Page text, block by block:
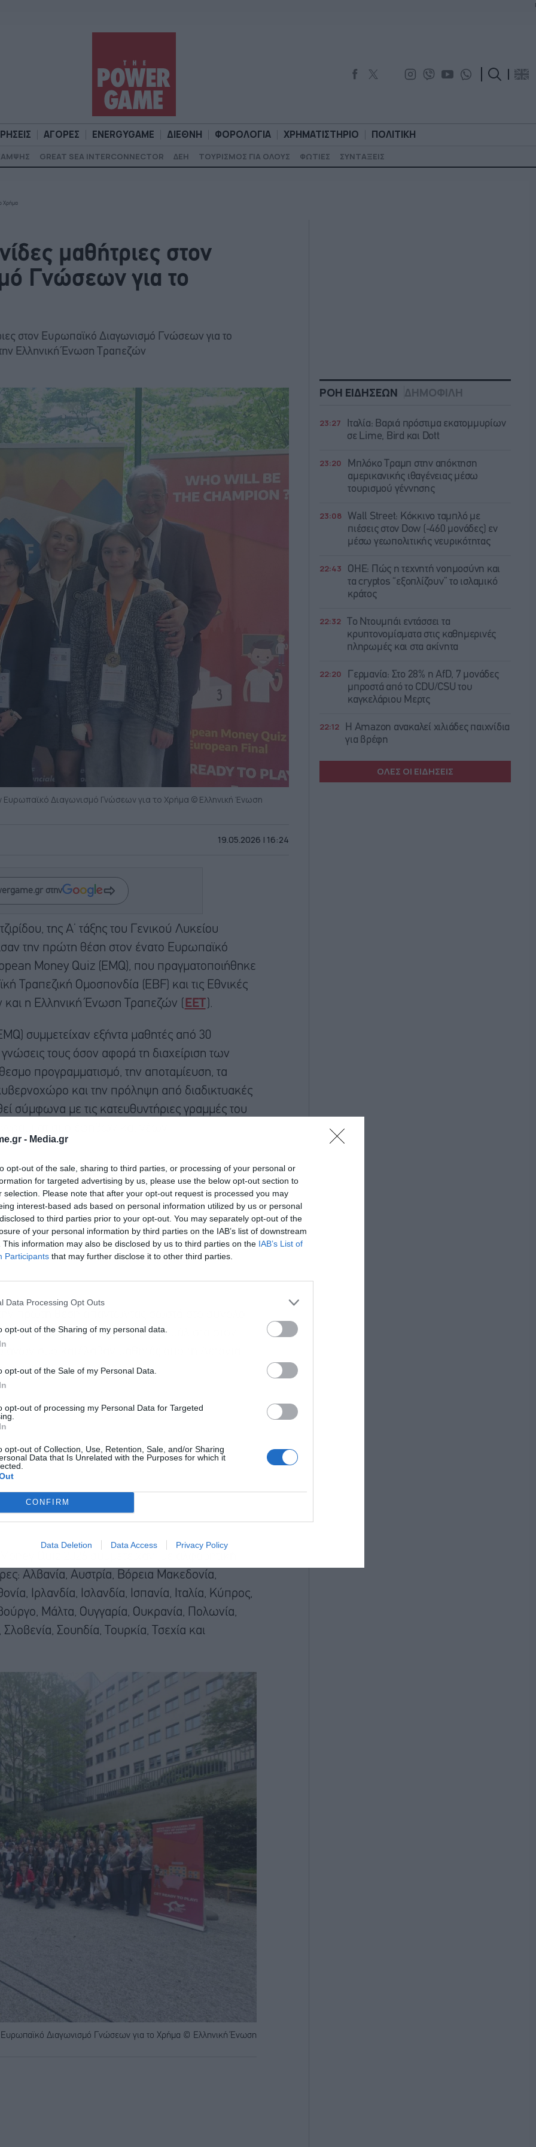
- Media.gr
opt-out of the sale, sharing to third parties, or processing of your personal or
for targeted advertising by us, please use the below opt-out section to
selection. Please note that after your opt-out request is processed you may
interest-based ads based on personal information utilized by us or personal
to third parties prior to your opt-out. You may separately opt-out of the
of your personal information by third parties on the IAB’s list of downstream
This information may also be disclosed by us to third parties on the IAB’s List of
Participants that may further disclose it to other third parties.
Data Processing Opt Outs
opt-out of the Sharing of my personal data.
opt-out of the Sale of my Personal Data.
opt-out of processing my Personal Data for Targeted
opt-out of Collection, Use, Retention, Sale, and/or Sharing
Data that Is Unrelated with the Purposes for which it
CONFIRM
Data Deletion Data Access Privacy Policy
ΑΓΟΡΕΣ ENERGYGAME ΔΙΕΘΝΗ ΦΟΡΟΛΟΓΙΑ ΧΡΗΜΑΤΙΣΤΗΡΙΟ ΠΟΛΙΤΙΚΗ
GREAT SEA INTERCONNECTOR ΔΕΗ ΤΟΥΡΙΣΜΟΣ ΓΙΑ ΟΛΟΥΣ ΦΩΤΙΕΣ ΣΥΝΤΑΞΕΙΣ
Χρήμα
μαθήτριες στον
Γνώσεων για το
στον Ευρωπαϊκό Διαγωνισμό Γνώσεων για το
Ελληνική Ένωση Τραπεζών
Ευρωπαϊκό Διαγωνισμό Γνώσεων για το Χρήμα © Ελληνική Ένωση
19.05.2026 | 16:24
στην
της Α’ τάξης του Γενικού Λυκείου
την πρώτη θέση στον ένατο Ευρωπαϊκό
Money Quiz (EMQ), που πραγματοποιήθηκε
Τραπεζική Ομοσπονδία (EBF) και τις Εθνικές
και η Ελληνική Ένωση Τραπεζών (
ΕΕΤ ).
συμμετείχαν εξήντα μαθητές από 30
τους όσον αφορά τη διαχείριση των
προγραμματισμό, την αποταμίευση, τα
και την πρόληψη από διαδικτυακές
σύμφωνα με τις κατευθυντήριες γραμμές του
έφηβων και νέων.
πρώτη θέση απαντώντας σωστά στο σύνολο
γνώσεων και μάλιστα στον
κατέλαβαν μαθητές από τη Λετονία
την Ιταλία.
Quiz 2026 συμμετείχαν (με αλφαβητική
Αλβανία, Αυστρία, Βόρεια Μακεδονία,
Ιρλανδία, Ισλανδία, Ισπανία, Ιταλία, Κύπρος,
Μάλτα, Ουγγαρία, Ουκρανία, Πολωνία,
Σουηδία, Τουρκία, Τσεχία και
Ευρωπαϊκό Διαγωνισμό Γνώσεων για το Χρήμα © Ελληνική Ένωση
ΡΟΗ ΕΙΔΗΣΕΩΝ ΔΗΜΟΦΙΛΗ
23:27
Ιταλία: Βαριά πρόστιμα εκατομμυρίων
σε Lime, Bird και Dott
23:20
Μπλόκο Τραμπ στην απόκτηση
αμερικανικής ιθαγένειας μέσω
τουρισμού γέννησης
23:08
Wall Street: Κόκκινο ταμπλό με
πιέσεις στον Dow (-460 μονάδες) εν
μέσω γεωπολιτικής νευρικότητας
22:43
ΟΗΕ: Πώς η τεχνητή νοημοσύνη και
τα cryptos “εξοπλίζουν” το ισλαμικό
κράτος
22:32
Το Ντουμπάι εντάσσει τα
κρυπτονομίσματα στις καθημερινές
πληρωμές και στα ακίνητα
22:20
Γερμανία: Στο 28% η AfD, 7 μονάδες
μπροστά από το CDU/CSU του
καγκελάριου Μερτς
22:12
Η Amazon ανακαλεί χιλιάδες παιχνίδια
για βρέφη
ΟΛΕΣ ΟΙ ΕΙΔΗΣΕΙΣ